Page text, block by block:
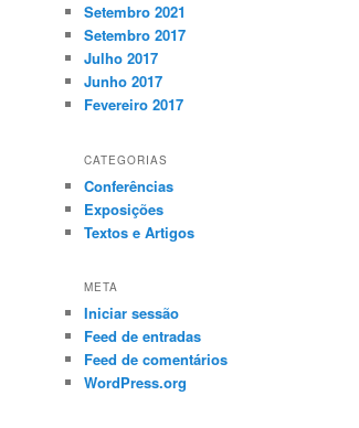
Setembro 2021
Setembro 2017
Julho 2017
Junho 2017
Fevereiro 2017
CATEGORIAS
Conferências
Exposições
Textos e Artigos
META
Iniciar sessão
Feed de entradas
Feed de comentários
WordPress.org